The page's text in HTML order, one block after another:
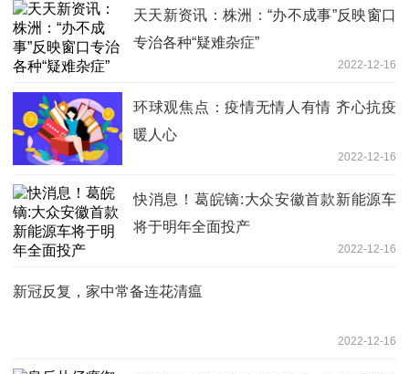
天天新资讯：株洲：“办不成事”反映窗口
专治各种“疑难杂症”
2022-12-16
环球观焦点：疫情无情人有情 齐心抗疫
暖人心
2022-12-16
快消息！葛皖镝:大众安徽首款新能源车
将于明年全面投产
2022-12-16
新冠反复，家中常备连花清瘟
2022-12-16